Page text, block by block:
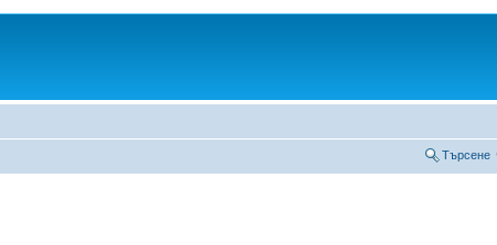
Търсене